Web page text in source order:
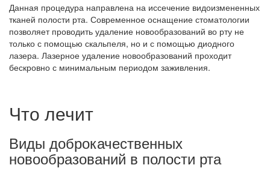
Данная процедура направлена на иссечение видоизмененных
тканей полости рта. Современное оснащение стоматологии
позволяет проводить удаление новообразований во рту не
только с помощью скальпеля, но и с помощью диодного
лазера. Лазерное удаление новообразований проходит
бескровно с минимальным периодом заживления.
Что лечит
Виды доброкачественных
новообразований в полости рта